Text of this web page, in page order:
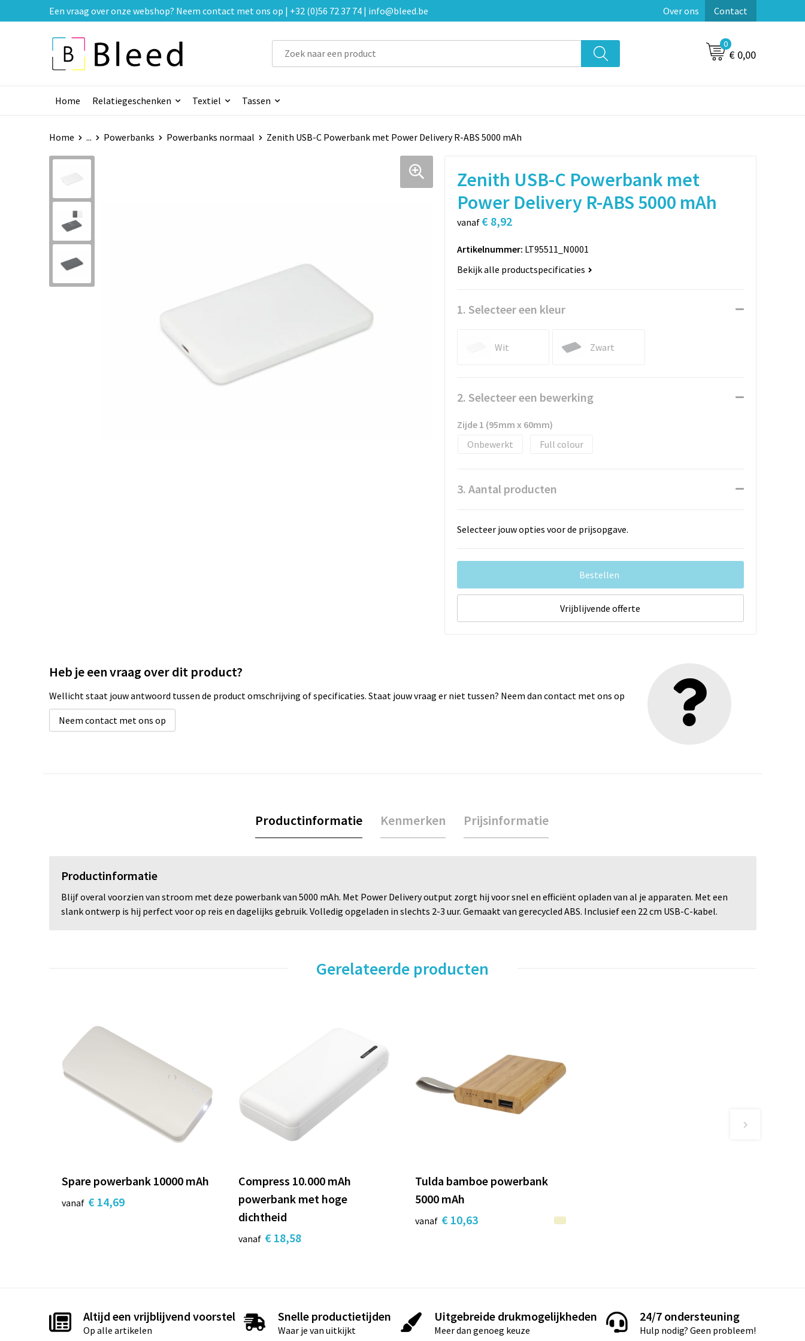
Een vraag over onze webshop? Neem contact met ons op | +32 (0)56 72 37 74 | info@bleed.be Over ons Contact
0
€ 0,00
Home Relatiegeschenken Textiel Tassen
Home ... Powerbanks Powerbanks normaal Zenith USB-C Powerbank met Power Delivery R-ABS 5000 mAh
Zenith USB-C Powerbank met
Power Delivery R-ABS 5000 mAh
vanaf € 8,92
Artikelnummer: LT95511_N0001
Bekijk alle productspecificaties
1. Selecteer een kleur
Wit Zwart
2. Selecteer een bewerking
Zijde 1 (95mm x 60mm)
Onbewerkt
Full colour
3. Aantal producten
Selecteer jouw opties voor de prijsopgave.
Bestellen
Vrijblijvende offerte
Heb je een vraag over dit product?
Wellicht staat jouw antwoord tussen de product omschrijving of specificaties. Staat jouw vraag er niet tussen? Neem dan contact met ons op
Neem contact met ons op
Productinformatie Kenmerken Prijsinformatie
Productinformatie
Blijf overal voorzien van stroom met deze powerbank van 5000 mAh. Met Power Delivery output zorgt hij voor snel en efficiënt opladen van al je apparaten. Met een
slank ontwerp is hij perfect voor op reis en dagelijks gebruik. Volledig opgeladen in slechts 2-3 uur. Gemaakt van gerecycled ABS. Inclusief een 22 cm USB-C-kabel.
Gerelateerde producten
Spare powerbank 10000 mAh
vanaf € 14,69
Compress 10.000 mAh
powerbank met hoge
dichtheid
vanaf € 18,58
Tulda bamboe powerbank
5000 mAh
vanaf € 10,63
Altijd een vrijblijvend voorstel
Op alle artikelen
Snelle productietijden
Waar je van uitkijkt
Uitgebreide drukmogelijkheden
Meer dan genoeg keuze
24/7 ondersteuning
Hulp nodig? Geen probleem!